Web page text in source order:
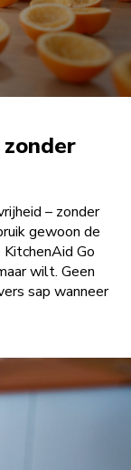
– zonder
gewoon de
Go
wilt. Geen
sap wanneer